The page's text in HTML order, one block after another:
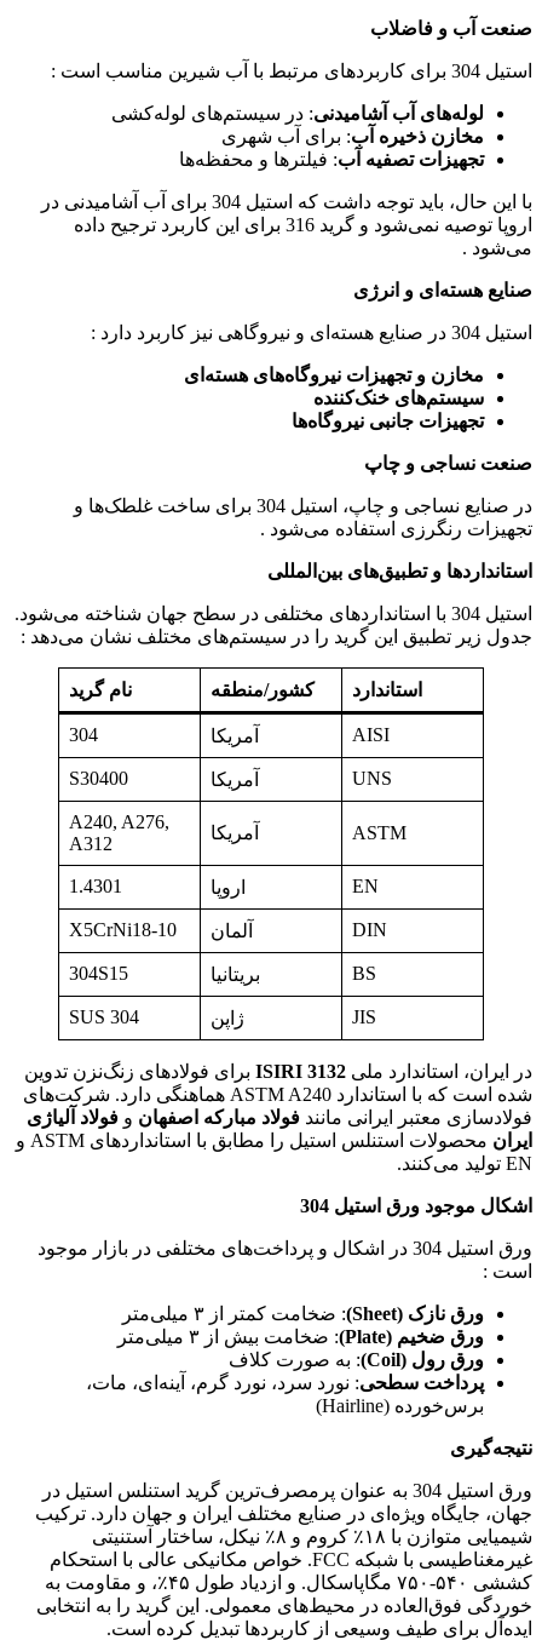
صنعت آب و فاضلاب
استیل 304 برای کاربردهای مرتبط با آب شیرین مناسب است :
لوله‌های آب آشامیدنی: در سیستم‌های لوله‌کشی
مخازن ذخیره آب: برای آب شهری
تجهیزات تصفیه آب: فیلترها و محفظه‌ها
با این حال، باید توجه داشت که استیل 304 برای آب آشامیدنی در
اروپا توصیه نمی‌شود و گرید 316 برای این کاربرد ترجیح داده
می‌شود .
صنایع هسته‌ای و انرژی
استیل 304 در صنایع هسته‌ای و نیروگاهی نیز کاربرد دارد :
مخازن و تجهیزات نیروگاه‌های هسته‌ای
سیستم‌های خنک‌کننده
تجهیزات جانبی نیروگاه‌ها
صنعت نساجی و چاپ
در صنایع نساجی و چاپ، استیل 304 برای ساخت غلطک‌ها و
تجهیزات رنگرزی استفاده می‌شود .
استانداردها و تطبیق‌های بین‌المللی
استیل 304 با استانداردهای مختلفی در سطح جهان شناخته می‌شود.
جدول زیر تطبیق این گرید را در سیستم‌های مختلف نشان می‌دهد :
استاندارد کشور/منطقه نام گرید
AISI آمریکا 304
UNS آمریکا S30400
ASTM آمریکا
A240, A276,
A312
EN اروپا 1.4301
DIN آلمان X5CrNi18-10
BS بریتانیا 304S15
JIS ژاپن SUS 304
در ایران، استاندارد ملی ISIRI 3132 برای فولادهای زنگ‌نزن تدوین
شده است که با استاندارد ASTM A240 هماهنگی دارد. شرکت‌های
فولادسازی معتبر ایرانی مانند فولاد مبارکه اصفهان و فولاد آلیاژی
ایران
محصولات استنلس استیل را مطابق با استانداردهای ASTM و
EN تولید می‌کنند.
اشکال موجود ورق استیل 304
ورق استیل 304 در اشکال و پرداخت‌های مختلفی در بازار موجود
است :
ورق نازک (Sheet)
: ضخامت کمتر از ۳ میلی‌متر
ورق ضخیم (Plate)
: ضخامت بیش از ۳ میلی‌متر
ورق رول (Coil)
: به صورت کلاف
پرداخت سطحی: نورد سرد، نورد گرم، آینه‌ای، مات،
برس‌خورده (Hairline)
نتیجه‌گیری
ورق استیل 304 به عنوان پرمصرف‌ترین گرید استنلس استیل در
جهان، جایگاه ویژه‌ای در صنایع مختلف ایران و جهان دارد. ترکیب
شیمیایی متوازن با ۱۸٪ کروم و ۸٪ نیکل، ساختار آستنیتی
غیرمغناطیسی با شبکه FCC. خواص مکانیکی عالی با استحکام
کششی ۵۴۰-۷۵۰ مگاپاسکال. و ازدیاد طول ۴۵٪، و مقاومت به
خوردگی فوق‌العاده در محیط‌های معمولی. این گرید را به انتخابی
ایده‌آل برای طیف وسیعی از کاربردها تبدیل کرده است.